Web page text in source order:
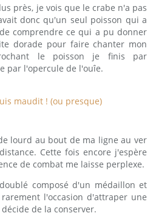
près, je vois que le crabe n'a pas
donc qu'un seul poisson qui a
comprendre ce qui a pu donner
dorade pour faire chanter mon
le poisson je finis par
par l'opercule de l'ouîe.
lourd au bout de ma ligne au ver
Cette fois encore j'espère
de combat me laisse perplexe.
composé d'un médaillon et
l'occasion d'attraper une
de la conserver.